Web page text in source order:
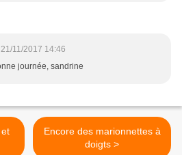
21/11/2017 14:46
journée, sandrine
Encore des marionnettes à
doigts >